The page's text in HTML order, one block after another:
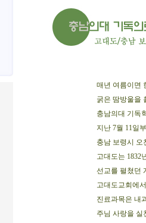
매년 여름이면
굵은 땀방울을
충남의대 기독
지난 7월 11일
충남 보령시 오
고대도는 1832
선교를 펼쳤던
고대도교회에
진료과목은 내
주님 사랑을 실